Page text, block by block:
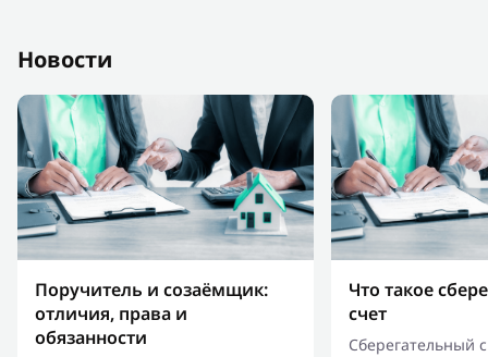
устраивали условия. В этой же
оформлений у меня улучшилась
кредитная история, мне дают
возможность оформить не только
у них, но и в банках - хотя до
этого отказывались в кредите
Новости
Поручитель и созаёмщик:
отличия, права и
обязанности
Что такое
счет
Сберегательный